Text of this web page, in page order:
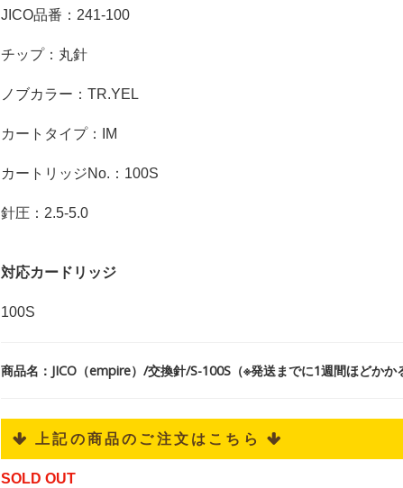
JICO品番：241-100
チップ：丸針
ノブカラー：TR.YEL
カートタイプ：IM
カートリッジNo.：100S
針圧：2.5-5.0
対応カードリッジ
100S
商品名：JICO（empire）/交換針/S-100S（※発送までに1週間ほどかか
 上記の商品のご注文はこちら 
SOLD OUT